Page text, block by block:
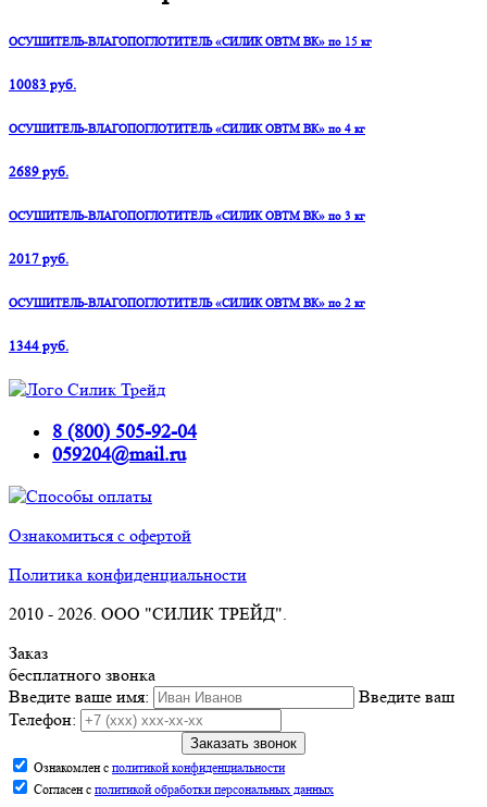
ОСУШИТЕЛЬ-ВЛАГОПОГЛОТИТЕЛЬ «СИЛИК ОВТМ ВК» по 15 кг
10083 руб.
ОСУШИТЕЛЬ-ВЛАГОПОГЛОТИТЕЛЬ «СИЛИК ОВТМ ВК» по 4 кг
2689 руб.
ОСУШИТЕЛЬ-ВЛАГОПОГЛОТИТЕЛЬ «СИЛИК ОВТМ ВК» по 3 кг
2017 руб.
ОСУШИТЕЛЬ-ВЛАГОПОГЛОТИТЕЛЬ «СИЛИК ОВТМ ВК» по 2 кг
1344 руб.
8 (800) 505-92-04
059204@mail.ru
Ознакомиться с офертой
Политика конфиденциальности
2010 - 2026. ООО "СИЛИК ТРЕЙД".
Заказ
бесплатного звонка
Введите ваше имя:
Введите ваш
Телефон:
Заказать звонок
Ознакомлен с политикой конфиденциальности
Согласен с политикой обработки персональных данных